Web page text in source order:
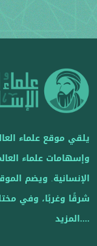
يلقي موقع علماء
وإسهامات علماء
الإنسانية. ويضم
شرقًا وغربًا، وفي
....المزيد